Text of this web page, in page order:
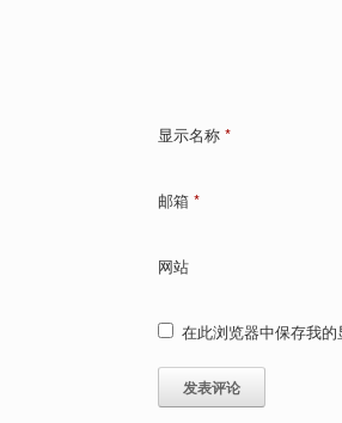
显示名称 *
邮箱 *
网站
在此浏览器中保存我的